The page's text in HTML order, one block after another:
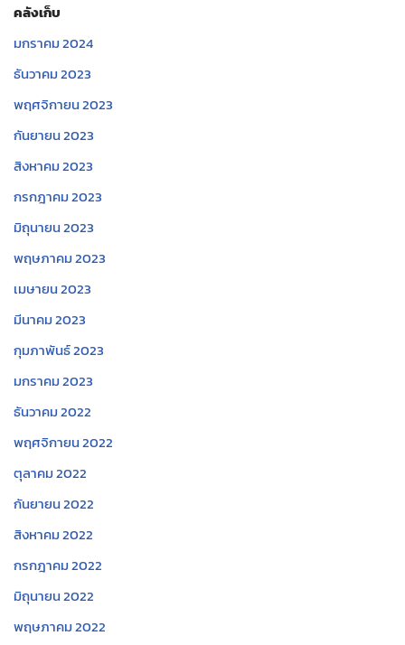
คลังเก็บ
มกราคม 2024
ธันวาคม 2023
พฤศจิกายน 2023
กันยายน 2023
สิงหาคม 2023
กรกฎาคม 2023
มิถุนายน 2023
พฤษภาคม 2023
เมษายน 2023
มีนาคม 2023
กุมภาพันธ์ 2023
มกราคม 2023
ธันวาคม 2022
พฤศจิกายน 2022
ตุลาคม 2022
กันยายน 2022
สิงหาคม 2022
กรกฎาคม 2022
มิถุนายน 2022
พฤษภาคม 2022